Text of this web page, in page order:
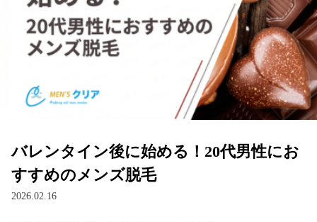
バレンタイン後に始める！20代男性にお
すすめのメンズ脱毛
2026.02.16